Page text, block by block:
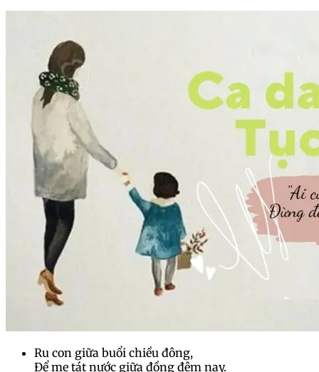
Ru con giữa buổi chiều đông,
Để mẹ tát nước giữa đồng đêm nay.